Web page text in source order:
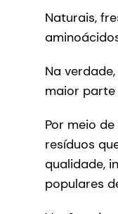
Naturais,
Na
maior parte
Por meio
resíduos
qualidade,
populares